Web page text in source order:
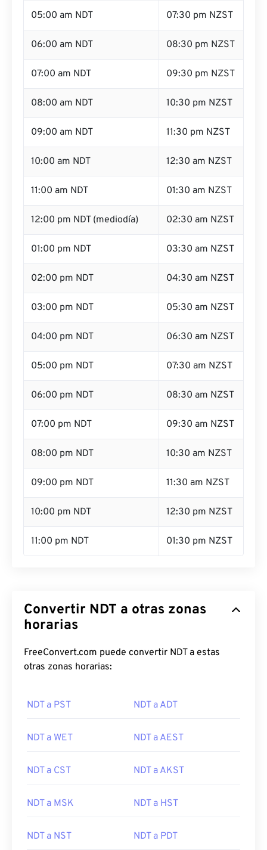
05:00 am NDT 07:30 pm NZST
06:00 am NDT 08:30 pm NZST
07:00 am NDT 09:30 pm NZST
08:00 am NDT 10:30 pm NZST
09:00 am NDT 11:30 pm NZST
10:00 am NDT 12:30 am NZST
11:00 am NDT 01:30 am NZST
12:00 pm NDT (mediodía) 02:30 am NZST
01:00 pm NDT 03:30 am NZST
02:00 pm NDT 04:30 am NZST
03:00 pm NDT 05:30 am NZST
04:00 pm NDT 06:30 am NZST
05:00 pm NDT 07:30 am NZST
06:00 pm NDT 08:30 am NZST
07:00 pm NDT 09:30 am NZST
08:00 pm NDT 10:30 am NZST
09:00 pm NDT 11:30 am NZST
10:00 pm NDT 12:30 pm NZST
11:00 pm NDT 01:30 pm NZST
Convertir NDT a otras zonas
horarias
FreeConvert.com puede convertir NDT a estas
otras zonas horarias:
NDT a PST NDT a ADT
NDT a WET NDT a AEST
NDT a CST NDT a AKST
NDT a MSK NDT a HST
NDT a NST NDT a PDT